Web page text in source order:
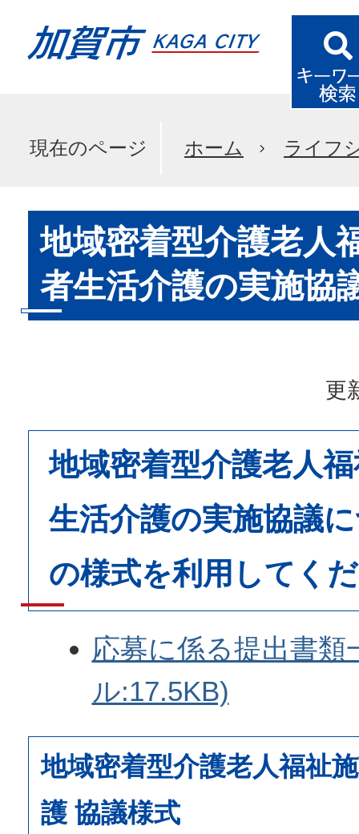
現在のページ ホーム ライフ
地域密着型介護老人
者生活介護の実施協
更
地域密着型介護老人
生活介護の実施協議
の様式を利用してく
応募に係る提出書類
ル:17.5KB)
地域密着型介護老人福祉
護 協議様式